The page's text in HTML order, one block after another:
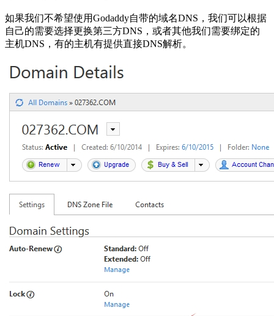
如果我们不希望使用Godaddy自带的域名DNS，我们可以根据
自己的需要选择更换第三方DNS，或者其他我们需要绑定的
主机DNS，有的主机有提供直接DNS解析。